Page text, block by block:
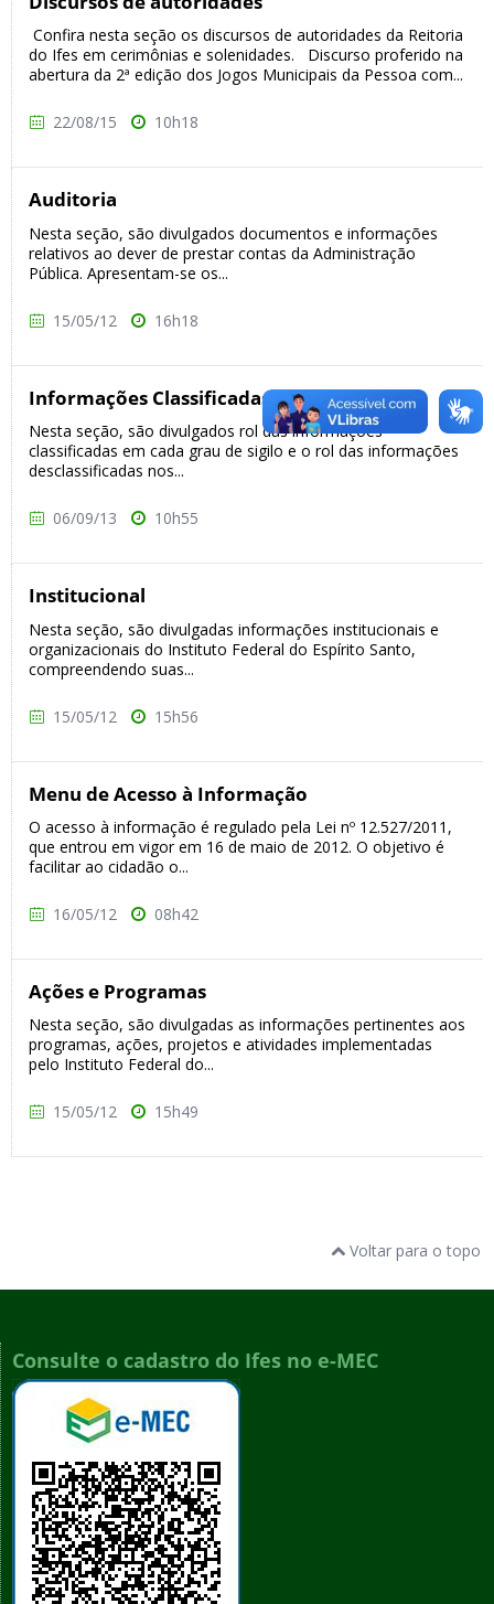
Confira nesta seção os discursos de autoridades da Reitoria
do Ifes em cerimônias e solenidades. Discurso proferido na
abertura da 2ª edição dos Jogos Municipais da Pessoa com...
22/08/15 10h18
Auditoria
Nesta seção, são divulgados documentos e informações
relativos ao dever de prestar contas da Administração
Pública. Apresentam-se os...
15/05/12 16h18
Informações Classificadas
Nesta seção, são divulgados rol das informações
classificadas em cada grau de sigilo e o rol das informações
desclassificadas nos...
06/09/13 10h55
Institucional
Nesta seção, são divulgadas informações institucionais e
organizacionais do Instituto Federal do Espírito Santo,
compreendendo suas...
15/05/12 15h56
Menu de Acesso à Informação
O acesso à informação é regulado pela Lei nº 12.527/2011,
que entrou em vigor em 16 de maio de 2012. O objetivo é
facilitar ao cidadão o...
16/05/12 08h42
Ações e Programas
Nesta seção, são divulgadas as informações pertinentes aos
programas, ações, projetos e atividades implementadas
pelo Instituto Federal do...
15/05/12 15h49
Voltar para o topo
Consulte o cadastro do Ifes no e-MEC